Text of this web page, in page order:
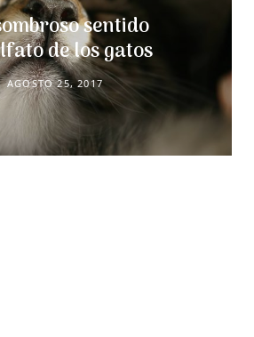
sentido
de los gatos
AGOSTO 25, 2017